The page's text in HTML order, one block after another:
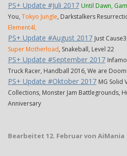
PS+ Update #Juli 2017 Until Dawn,
You, Tokyo Jungle, Darkstalkers
Element4l,
PS+ Update #August 2017 Just Cause3,
Super Motherload, Snakeball, Level 22
PS+ Update #September 2017
Truck Racer, Handball 2016, We are
PS+ Update #Oktober 2017 MG Solid
Collections, Monster Jam Battlegrounds,
Anniversary
Bearbeitet 12. Februarvon AiMania